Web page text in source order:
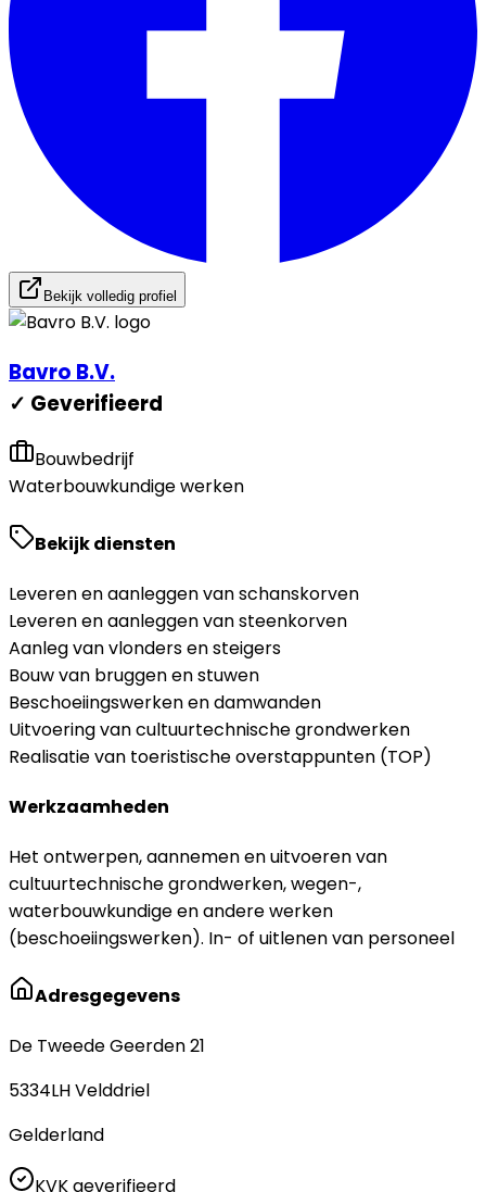
Bekijk volledig profiel
Bavro B.V.
✓ Geverifieerd
Bouwbedrijf
Waterbouwkundige werken
Bekijk diensten
Leveren en aanleggen van schanskorven
Leveren en aanleggen van steenkorven
Aanleg van vlonders en steigers
Bouw van bruggen en stuwen
Beschoeiingswerken en damwanden
Uitvoering van cultuurtechnische grondwerken
Realisatie van toeristische overstappunten (TOP)
Werkzaamheden
Het ontwerpen, aannemen en uitvoeren van
cultuurtechnische grondwerken, wegen-,
waterbouwkundige en andere werken
(beschoeiingswerken). In- of uitlenen van personeel
Adresgegevens
De Tweede Geerden 21
5334LHVelddriel
Gelderland
KVK geverifieerd